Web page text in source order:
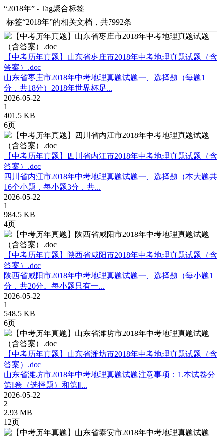
“2018年” - Tag聚合标签
标签“2018年”的相关文档，共7992条
【中考历年真题】山东省枣庄市2018年中考地理真题试题（含
答案）.doc
山东省枣庄市2018年中考地理真题试题一、选择题（每题1
分，共18分）2018年世界杯足...
2026-05-22
1
401.5 KB
6页
【中考历年真题】四川省内江市2018年中考地理真题试题（含
答案）.doc
四川省内江市2018年中考地理真题试题一、选择题（本大题共
16个小题，每小题3分，共...
2026-05-22
1
984.5 KB
4页
【中考历年真题】陕西省咸阳市2018年中考地理真题试题（含
答案）.doc
陕西省咸阳市2018年中考地理真题试题一、选择题（每小题1
分，共20分。每小题只有一...
2026-05-22
1
548.5 KB
6页
【中考历年真题】山东省潍坊市2018年中考地理真题试题（含
答案）.doc
山东省潍坊市2018年中考地理真题试题注意事项：1.本试卷分
第Ⅰ卷（选择题）和第Ⅱ...
2026-05-22
2
2.93 MB
12页